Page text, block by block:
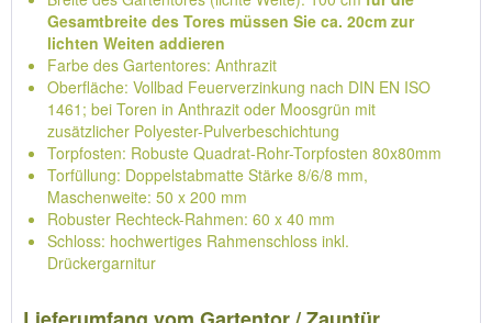
Gesamtbreite des Tores müssen Sie ca. 20cm zur
lichten Weiten addieren
Farbe des Gartentores: Anthrazit
Oberfläche: Vollbad Feuerverzinkung nach DIN EN ISO
1461; bei Toren in Anthrazit oder Moosgrün mit
zusätzlicher Polyester-Pulverbeschichtung
Torpfosten: Robuste Quadrat-Rohr-Torpfosten 80x80mm
Torfüllung: Doppelstabmatte Stärke 8/6/8 mm,
Maschenweite: 50 x 200 mm
Robuster Rechteck-Rahmen: 60 x 40 mm
Schloss: hochwertiges Rahmenschloss inkl.
Drückergarnitur